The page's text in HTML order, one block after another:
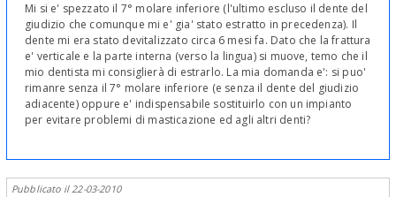
Mi si e' spezzato il 7° molare inferiore (l'ultimo escluso il dente del
giudizio che comunque mi e' gia' stato estratto in precedenza). Il
dente mi era stato devitalizzato circa 6 mesi fa. Dato che la frattura
e' verticale e la parte interna (verso la lingua) si muove, temo che il
mio dentista mi consiglierà di estrarlo. La mia domanda e': si puo'
rimanre senza il 7° molare inferiore (e senza il dente del giudizio
adiacente) oppure e' indispensabile sostituirlo con un impianto
per evitare problemi di masticazione ed agli altri denti?
Pubblicato il 22-03-2010